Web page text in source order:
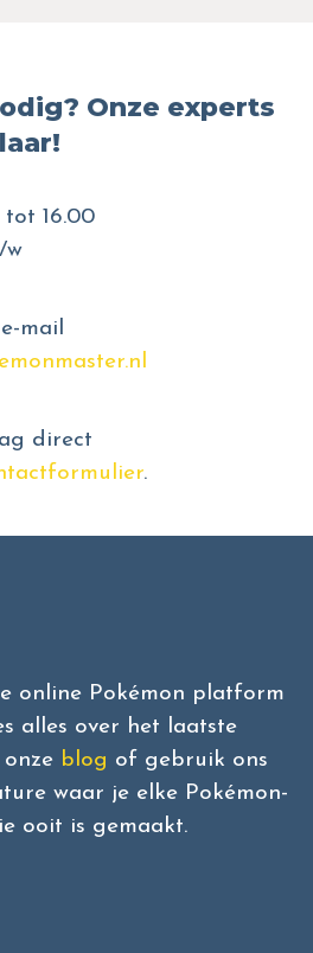
Onze experts
16.00
w
mail
direct
.
online Pokémon platform
alles over het laatste
blog of gebruik ons
waar je elke Pokémon-
ooit is gemaakt.